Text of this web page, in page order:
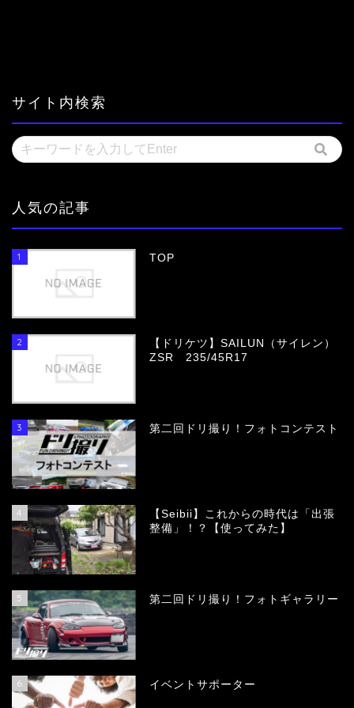
サイト内検索
人気の記事
1 TOP
2
【ドリケツ】SAILUN（サイレン）
ZSR 235/45R17
3 第二回ドリ撮り！フォトコンテスト
4
【Seibii】これからの時代は「出張
整備」！？【使ってみた】
5 第二回ドリ撮り！フォトギャラリー
6 イベントサポーター